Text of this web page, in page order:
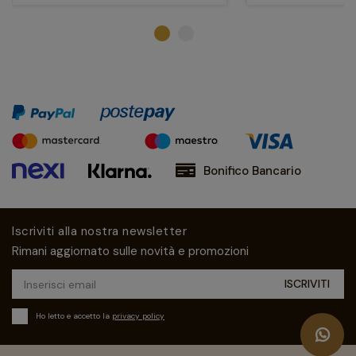
Bonifico Bancario
Iscriviti alla nostra newsletter
Rimani aggiornato sulle novità e promozioni
Ho letto e accetto la privacy policy